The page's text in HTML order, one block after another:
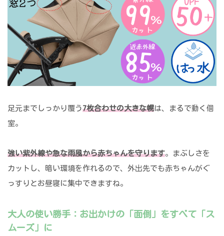
足元までしっかり覆う7枚合わせの大きな幌は、まるで動く個
室。
強い紫外線や急な雨風から赤ちゃんを守ります。まぶしさを
カットし、暗い環境を作れるので、外出先でも赤ちゃんがぐ
っすりとお昼寝に集中できますね。
大人の使い勝手：お出かけの「面倒」をすべて「ス
ムーズ」に